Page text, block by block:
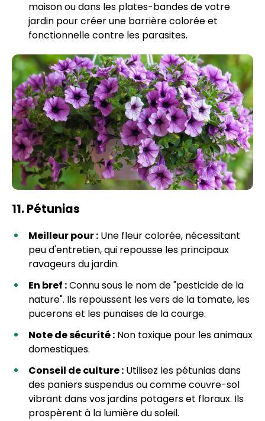
maison ou dans les plates-bandes de votre
jardin pour créer une barrière colorée et
fonctionnelle contre les parasites.
11. Pétunias
Meilleur pour : Une fleur colorée, nécessitant
peu d'entretien, qui repousse les principaux
ravageurs du jardin.
En bref :Connu sous le nom de "pesticide de la
nature". Ils repoussent les vers de la tomate, les
pucerons et les punaises de la courge.
Note de sécurité : Non toxique pour les animaux
domestiques.
Conseil de culture : Utilisez les pétunias dans
des paniers suspendus ou comme couvre-sol
vibrant dans vos jardins potagers et floraux. Ils
prospèrent à la lumière du soleil.